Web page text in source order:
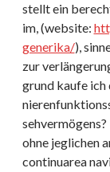
stellt ein
im, (website:
generika/),
zur
grund kaufe ich
ohne jeglichen
continuarea